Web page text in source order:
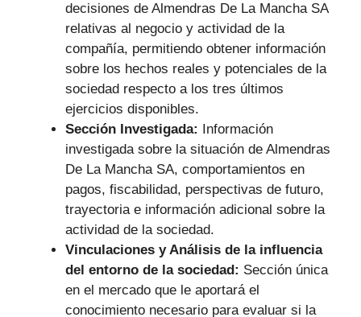
decisiones de Almendras De La Mancha SA
relativas al negocio y actividad de la
compañía, permitiendo obtener información
sobre los hechos reales y potenciales de la
sociedad respecto a los tres últimos
ejercicios disponibles.
Sección Investigada: Información
investigada sobre la situación de Almendras
De La Mancha SA, comportamientos en
pagos, fiscabilidad, perspectivas de futuro,
trayectoria e información adicional sobre la
actividad de la sociedad.
Vinculaciones y Análisis de la influencia
del entorno de la sociedad: Sección única
en el mercado que le aportará el
conocimiento necesario para evaluar si la